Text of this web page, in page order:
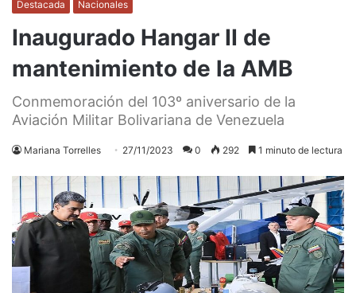
Destacada Nacionales
Inaugurado Hangar II de
mantenimiento de la AMB
Conmemoración del 103º aniversario de la
Aviación Militar Bolivariana de Venezuela
Mariana Torrelles 27/11/2023 0 292 1 minuto de lectura